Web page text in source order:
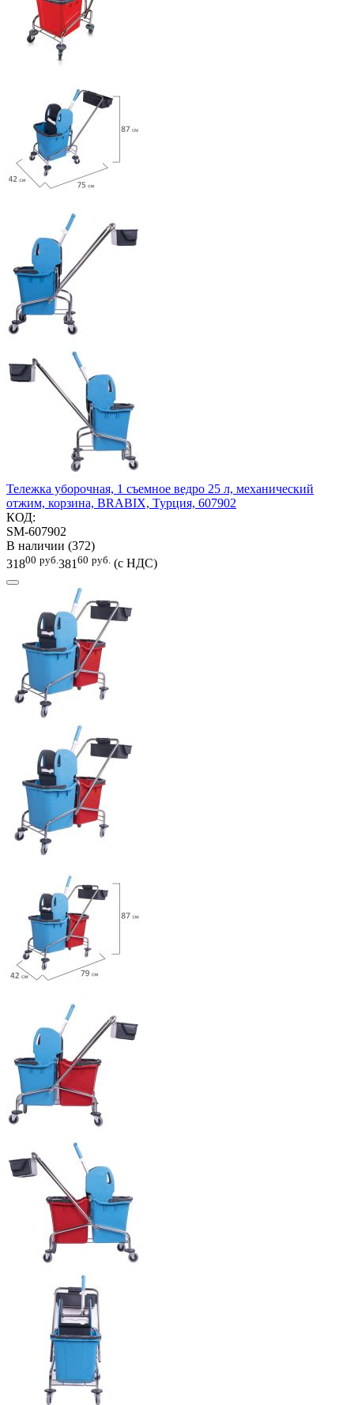
Тележка уборочная, 1 съемное ведро 25 л, механический
отжим, корзина, BRABIX, Турция, 607902
КОД:
SM-607902
В наличии (372)
31800 руб. 381 60 руб. (с НДС)